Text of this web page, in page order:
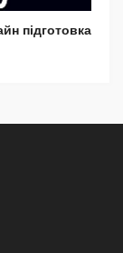
підготовка